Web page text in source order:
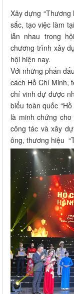
Xây dựng “Thương
sắc, tạo việc làm
lẫn nhau trong
chương trình xây
hội hiện nay.
Với những phấn
cách Hồ Chí Minh,
chí vinh dự được
biểu toàn quốc
là minh chứng
công tác và xây
ông, thương hiệu